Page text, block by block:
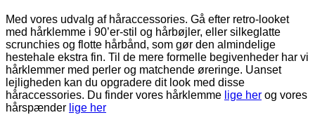
Med vores udvalg af håraccessories. Gå efter retro-looket
med hårklemme i 90’er-stil og hårbøjler, eller silkeglatte
scrunchies og flotte hårbånd, som gør den almindelige
hestehale ekstra fin. Til de mere formelle begivenheder har vi
hårklemmer med perler og matchende øreringe. Uanset
lejligheden kan du opgradere dit look med disse
håraccessories. Du finder vores hårklemme lige her og vores
hårspænder lige her